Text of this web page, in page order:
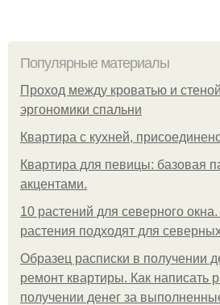
Популярные материалы
Проход между кроватью и
эргономики спальни
Квартира с кухней,
Квартира для певицы: базовая
акцентами.
10 растений для северного
растения подходят для
Образец расписки в получении
ремонт квартиры. Как написать
получении денег за